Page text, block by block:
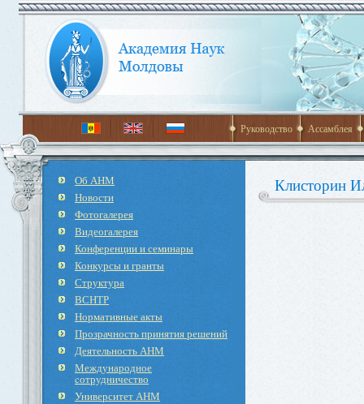
Руководство Ассамблея
Об АНМ
Новости
Фотогалерея
Видеогалерея
Конференции и семинары
Конкурсы и гранты
Структура
ВСНТР
Нормативные акты
Прозрачность принятия решений
Деятельность АНМ
Международное
cотрудничество
Университет АНМ
Клисторин